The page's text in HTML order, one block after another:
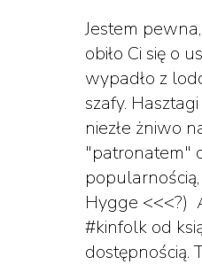
Jestem
obiło Ci się o
wypadło z
szafy.
niezłe żniwo
"patronatem"
Hygge <<<?)
#kinfolk od
dostępnością.